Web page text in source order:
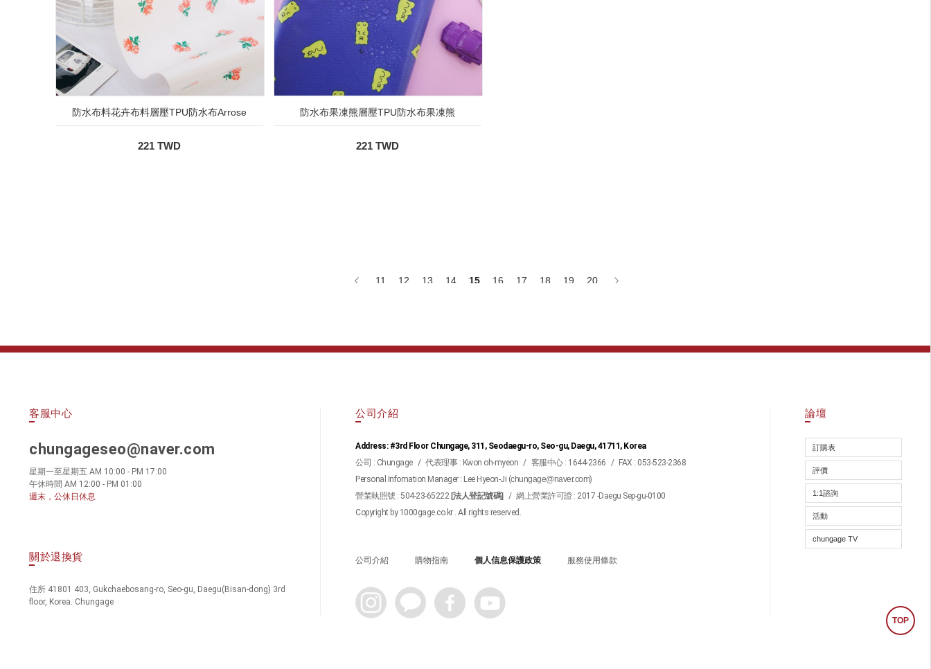
TOP
防水布料花卉布料層壓TPU防水布Arrose
221 TWD
防水布果凍熊層壓TPU防水布果凍熊
221 TWD
11 12 13 14 15 16 17 18 19 20
客服中心
chungageseo@naver.com
星期一至星期五 AM 10:00 - PM 17:00
午休時間 AM 12:00 - PM 01:00
週末，公休日休息
關於退換貨
住所 41801 403, Gukchaebosang-ro, Seo-gu, Daegu(Bisan-dong) 3rd
floor, Korea. Chungage
公司介紹
Address: #3rd Floor Chungage, 311, Seodaegu-ro, Seo-gu, Daegu, 41711, Korea
公司 : Chungage / 代表理事 : Kwon oh-myeon / 客服中心 : 1644-2366 /
FAX : 053-523-2368
Personal Infomation Manager : Lee Hyeon-Ji (chungage@naver.com)
營業執照號 : 504-23-65222 [法人登記號碼] / 網上營業許可證 : 2017 -Daegu Sep-gu-0100
Copyright by 1000gage.co.kr . All rights reserved.
公司介紹 購物指南 個人信息保護政策 服務使用條款
論壇
訂購表
評價
1:1諮詢
活動
chungage TV